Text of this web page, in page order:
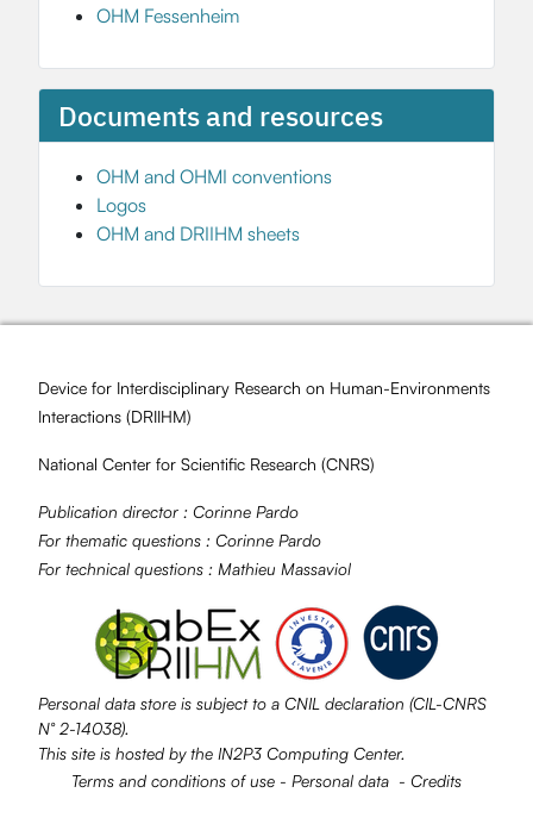
OHM Fessenheim
Documents and resources
OHM and OHMI conventions
Logos
OHM and DRIIHM sheets
Device for Interdisciplinary Research on Human-Environments
Interactions (DRIIHM)
National Center for Scientific Research (CNRS)
Publication director : Corinne Pardo
For thematic questions : Corinne Pardo
For technical questions : Mathieu Massaviol
Personal data store is subject to a CNIL declaration (CIL-CNRS
N° 2-14038).
This site is hosted by the IN2P3 Computing Center.
Terms and conditions of use - Personal data - Credits